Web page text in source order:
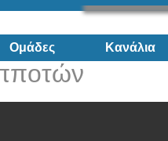
Ομάδες Κανάλια